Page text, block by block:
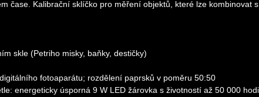
čase. Kalibrační sklíčko pro měření objektů, které lze kombinovat s
skle (Petriho misky, baňky, destičky)
fotoaparátu; rozdělení paprsků v poměru 50:50
energeticky úsporná 9 W LED žárovka s životností až 50 000